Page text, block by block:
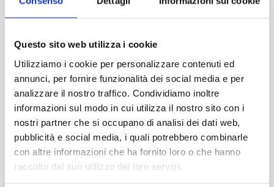
Questo sito web utilizza i cookie
Utilizziamo i cookie per personalizzare contenuti ed
annunci, per fornire funzionalità dei social media e per
analizzare il nostro traffico. Condividiamo inoltre
informazioni sul modo in cui utilizza il nostro sito con i
nostri partner che si occupano di analisi dei dati web,
pubblicità e social media, i quali potrebbero combinarle
con altre informazioni che ha fornito loro o che hanno
raccolto dal suo utilizzo dei loro servizi.